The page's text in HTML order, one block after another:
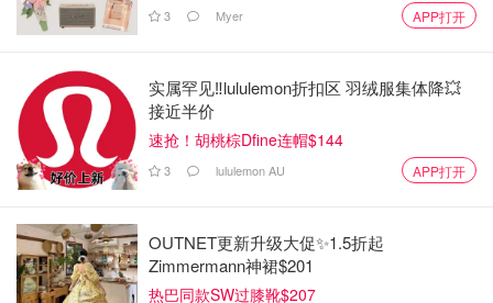
3 Myer APP打开
实属罕见‼️lululemon折扣区 羽绒服集体降💥
接近半价
速抢！胡桃棕Dfine连帽$144
3 lululemon AU APP打开
OUTNET更新升级大促✨1.5折起
Zimmermann神裙$201
热巴同款SW过膝靴$207